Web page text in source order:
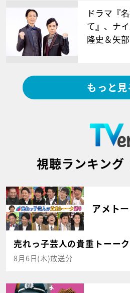
ドラマ『
て』、ナ
隆史＆矢
もっと見
視聴ランキング
アメト
売れっ子芸人の貴重トーー
8月6日(木)放送分